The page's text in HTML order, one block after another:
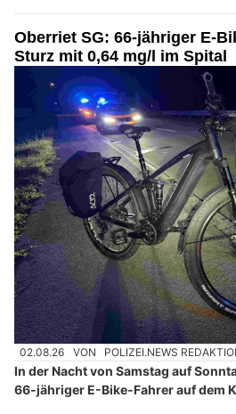
Oberriet SG: 66-jähriger E-
Sturz mit 0,64 mg/l im Spital
02.08.26 VON POLIZEI.NEWS
In der Nacht von Samstag auf
66-jähriger E-Bike-Fahrer auf dem